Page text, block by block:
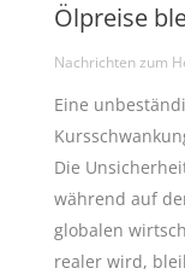
Ölpreise
Nachrichten zum
Eine
Die
während auf
globalen
realer wird,